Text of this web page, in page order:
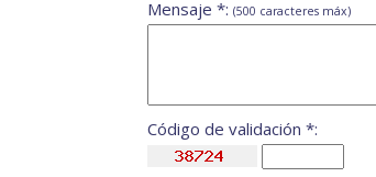
Mensaje *: (500 caracteres máx)
Código de validación *: